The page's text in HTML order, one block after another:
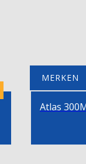
MERKEN
Atlas